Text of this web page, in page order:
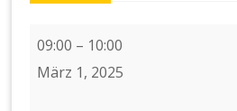
DEEPWORK
mit
09:00 – 10:00
März 1, 2025